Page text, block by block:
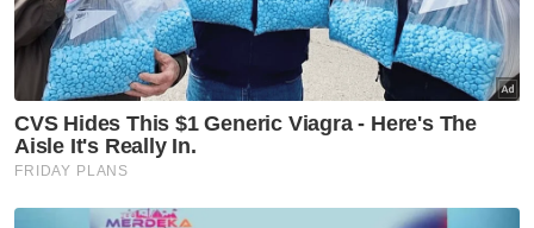
Mazlan bersambung pada 1 dan 23 April
serta 18 Jun untuk hujahan peguam Tan Sri
Muhammad Shafee Abdullah yang mewakili
Najib. - Bernama
Muat turun aplikasi Sinar Harian.